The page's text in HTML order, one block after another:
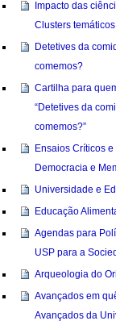
Impacto das
Clusters temáticos
Detetives da
comemos?
Cartilha para
“Detetives da
comemos?”
Ensaios Críticos
Democracia e
Universidade e
Educação
Agendas para
USP para a
Arqueologia do
Avançados em
Avançados da